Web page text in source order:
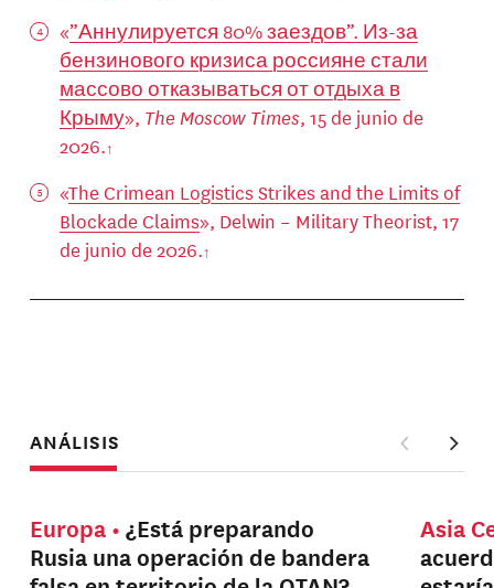
«”Аннулируется 80% заездов”. Из-за
бензинового кризиса россияне стали
массово отказываться от отдыха в
Крыму», The Moscow Times, 15 de junio de
2026.
«The Crimean Logistics Strikes and the Limits of
Blockade Claims», Delwin – Military Theorist, 17
de junio de 2026.
ANÁLISIS
Europa
¿Está preparando
Rusia una operación de bandera
Asia